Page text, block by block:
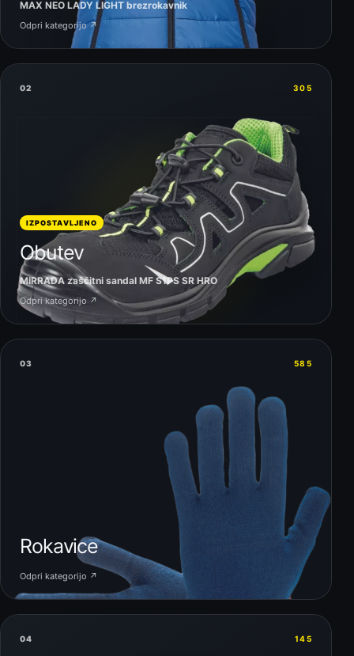
MAX NEO LADY LIGHT brezrokavnik
Odpri kategorijo ↗
02 305
IZPOSTAVLJENO
Obutev
MIRRADA zaščitni sandal MF S1PS SR HRO
Odpri kategorijo ↗
03 585
Rokavice
Odpri kategorijo ↗
04 145